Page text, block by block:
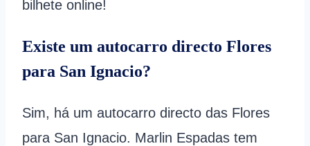
bilhete online!
Existe um autocarro directo Flores
para San Ignacio?
Sim, há um autocarro directo das Flores
para San Ignacio. Marlin Espadas tem